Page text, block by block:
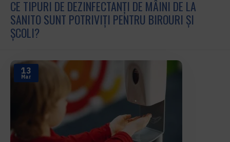
CE TIPURI DE DEZINFECTANȚI DE MÂINI DE LA
SANITO SUNT POTRIVIȚI PENTRU BIROURI ȘI
ȘCOLI?
13
Mar